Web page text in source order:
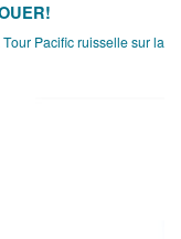
Pacific ruisselle sur la